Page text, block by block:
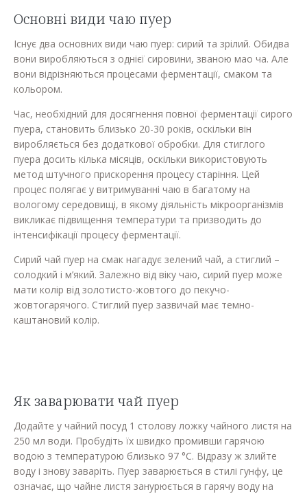
Основні види чаю пуер
Існує два основних види чаю пуер: сирий та зрілий. Обидва
вони виробляються з однієї сировини, званою мао ча. Але
вони відрізняються процесами ферментації, смаком та
кольором.
Час, необхідний для досягнення повної ферментації сирого
пуера, становить близько 20-30 років, оскільки він
виробляється без додаткової обробки. Для стиглого
пуера досить кілька місяців, оскільки використовують
метод штучного прискорення процесу старіння. Цей
процес полягає у витримуванні чаю в багатому на
вологому середовищі, в якому діяльність мікроорганізмів
викликає підвищення температури та призводить до
інтенсифікації процесу ферментації.
Сирий чай пуер на смак нагадує зелений чай, а стиглий –
солодкий і м’який. Залежно від віку чаю, сирий пуер може
мати колір від золотисто-жовтого до пекучо-
жовтогарячого. Стиглий пуер зазвичай має темно-
каштановий колір.
Як заварювати чай пуер
Додайте у чайний посуд 1 столову ложку чайного листя на
250 мл води. Пробудіть їх швидко промивши гарячою
водою з температурою близько 97 °C. Відразу ж злийте
воду і знову заваріть. Пуер заварюється в стилі гунфу, це
означає, що чайне листя занурюється в гарячу воду на